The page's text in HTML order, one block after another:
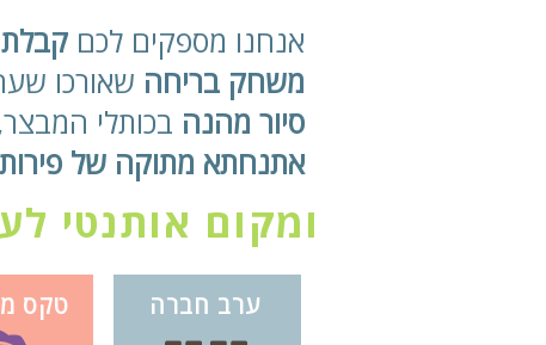
אנחנו מספקים לכם
משחק בריחה שאורכו
סיור מהנה בכותלי
אתנחתא מתוקה של פירות,
ומקום אותנטי
טקס ערב חברה